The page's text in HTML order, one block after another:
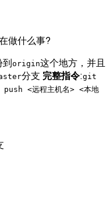
做什么事?
到origin这个地方，并且
分支 完整指令:git
<远程主机名> <本地